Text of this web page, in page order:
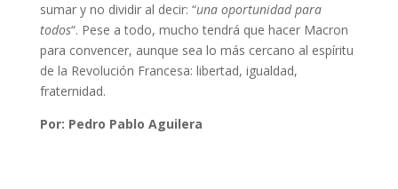
sumar y no dividir al decir: “una oportunidad para
todos“. Pese a todo, mucho tendrá que hacer Macron
para convencer, aunque sea lo más cercano al espíritu
de la Revolución Francesa: libertad, igualdad,
fraternidad.
Por: Pedro Pablo Aguilera